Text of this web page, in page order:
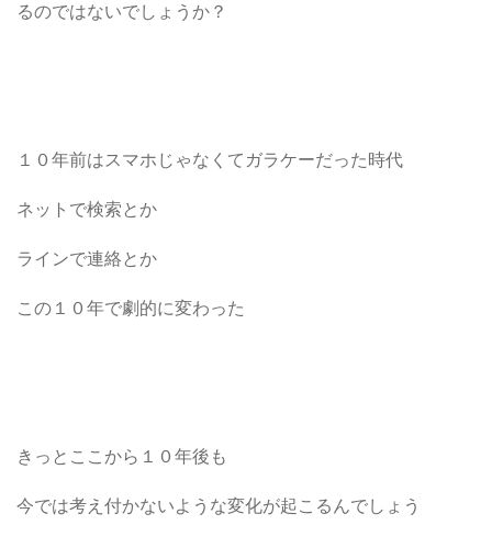
るのではないでしょうか？
１０年前はスマホじゃなくてガラケーだった時代
ネットで検索とか
ラインで連絡とか
この１０年で劇的に変わった
きっとここから１０年後も
今では考え付かないような変化が起こるんでしょう